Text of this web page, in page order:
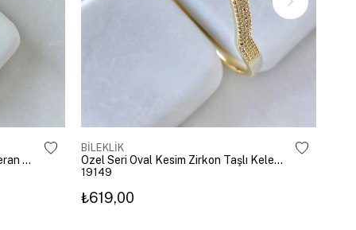
Altın Kaplama Emoji Model Şahmeran Gümüş
BİLEKLİK
Özel Seri Oval Kesim Zirkon Taşlı Kelepçe Gold
19149
₺619,00